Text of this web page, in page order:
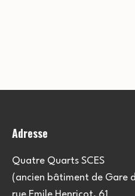
Adresse
Quatre Quarts SCES
(ancien bâtiment de Gare